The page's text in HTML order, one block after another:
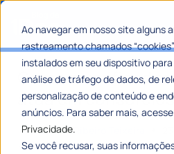
Ao navegar em nosso site alguns
rastreamento chamados
instalados em seu dispositivo
análise de tráfego de dados, de
personalização de conteúdo e
anúncios. Para saber mais,
Privacidade.
Se você recusar, suas
Como o
atua em
PorRomulo Ribeiro Teixeira
7 Min De Leitura